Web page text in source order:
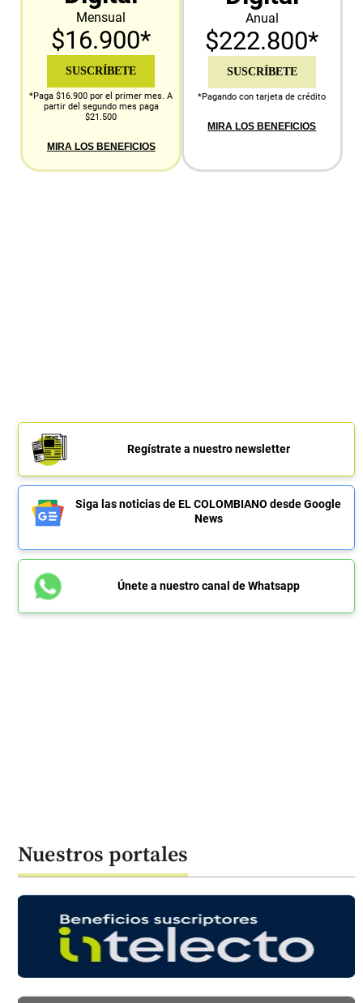
Mensual
$16.900*
SUSCRÍBETE
*Paga $16.900 por el primer mes. A
partir del segundo mes paga
$21.500
MIRA LOS BENEFICIOS
Anual
$222.800*
SUSCRÍBETE
*Pagando con tarjeta de crédito
MIRA LOS BENEFICIOS
Regístrate a nuestro newsletter
Siga las noticias de EL COLOMBIANO desde Google
News
Únete a nuestro canal de Whatsapp
Nuestros portales